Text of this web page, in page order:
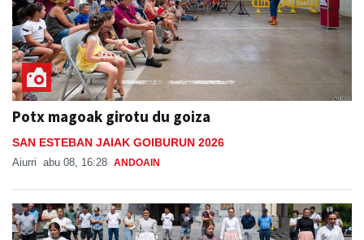
Potx magoak girotu du goiza
SAN ESTEBAN JAIAK GOIBURUN 2026
Aiurri abu 08, 16:28 ANDOAIN